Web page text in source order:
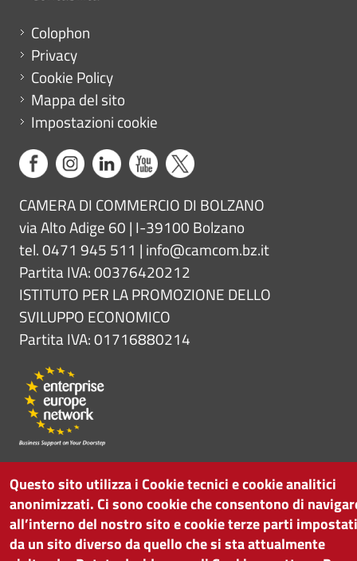
Menu footer
Colophon
Privacy
Cookie Policy
Mappa del sito
Impostazioni cookie
CAMERA DI COMMERCIO DI BOLZANO
via Alto Adige 60 | I-39100 Bolzano
tel. 0471 945 511 | info@camcom.bz.it
Partita IVA: 00376420212
ISTITUTO PER LA PROMOZIONE DELLO
SVILUPPO ECONOMICO
Partita IVA: 01716880214
Questo sito utilizza i Cookie tecnici e cookie analitici
anonimizzati. Ci sono cookie che consentono di
all’interno del nostro sito e cookie terze parti
da un sito diverso da quello che si sta attualmente